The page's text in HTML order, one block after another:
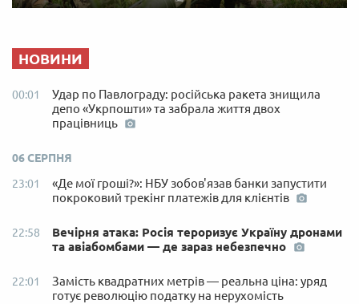
НОВИНИ
00:01
Удар по Павлограду: російська ракета знищила
депо «Укрпошти» та забрала життя двох
працівниць
06 СЕРПНЯ
23:01
«Де мої гроші?»: НБУ зобов'язав банки запустити
покроковий трекінг платежів для клієнтів
22:58
Вечірня атака: Росія тероризує Україну дронами
та авіабомбами — де зараз небезпечно
22:01
Замість квадратних метрів — реальна ціна: уряд
готує революцію податку на нерухомість